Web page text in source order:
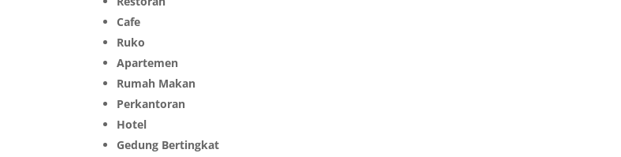
Cafe
Ruko
Apartemen
Rumah Makan
Perkantoran
Hotel
Gedung Bertingkat